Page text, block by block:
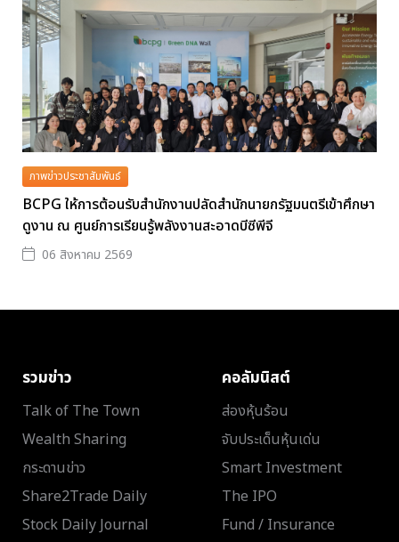
ภาพข่าวประชาสัมพันธ์
BCPG ให้การต้อนรับสำนักงานปลัดสำนักนายกรัฐมนตรีเข้าศึกษา
ดูงาน ณ ศูนย์การเรียนรู้พลังงานสะอาดบีซีพีจี
06 สิงหาคม 2569
รวมข่าว
Talk of The Town
Wealth Sharing
กระดานข่าว
Share2Trade Daily
Stock Daily Journal
คอลัมนิสต์
ส่องหุ้นร้อน
จับประเด็นหุ้นเด่น
Smart Investment
The IPO
Fund / Insurance